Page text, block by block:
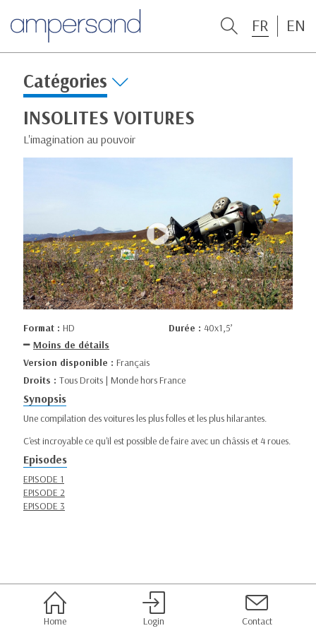
FR EN
Catégories
INSOLITES VOITURES
L'imagination au pouvoir
Format : HD Durée : 40x1,5’
Moins de détails
Version disponible : Français
Droits : Tous Droits | Monde hors France
Synopsis
Une compilation des voitures les plus folles et les plus hilarantes.
C'est incroyable ce qu'il est possible de faire avec un châssis et 4 roues.
Episodes
EPISODE 1
EPISODE 2
EPISODE 3
Home Login Contact